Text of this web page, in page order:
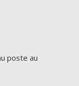
poste au